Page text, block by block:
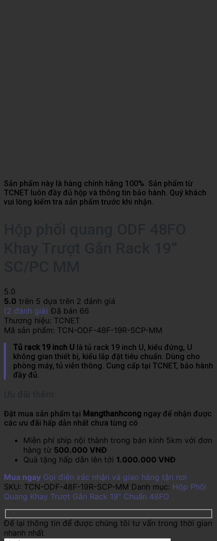
Sản phẩm này là hàng chính hãng 100%. Sản phẩm từ
TCNET luôn đầy đủ hộp và thông tin bảo hành. Quý khách
vui lòng kiểm tra sản phẩm trước khi nhận.
5.0
5.0 trên 5 dựa trên 2 đánh giá
(2 đánh giá) Đã bán 66
Thương hiệu: TCNET
Mã sản phẩm: TCN-ODF-48F-19R-SCP-MM
Tủ rack 19 inch U là tủ rack 19 inch U, kiểu đứng, U
không gian thiết bị, kiểu lắp đặt tiêu chuẩn. Dùng cho
phòng máy, tủ viễn thông. Cung cấp tại TCNET, bảo hành
đầy đủ.
Đặt mua sản phẩm tại Mangthanhcong ngay để nhận được
các ưu đãi hấp dẫn nhất chưa từng có
Miễn phí ship nội thành trong bán kính 5km với đơn
hàng từ 500.000 VNĐ
Quà tặng hấp dẫn lên tới 1.000.000 VNĐ
Mua ngay Gọi điện xác nhận và giao hàng tận nơi
SKU: TCN-ODF-48F-19R-SCP-MM Danh mục: Hộp Phối
Quang Khay Trượt Gắn Rack 19" Chuẩn 48FO
Để lại thông tin để được chúng tôi tư vấn trong thời gian
nhanh nhất